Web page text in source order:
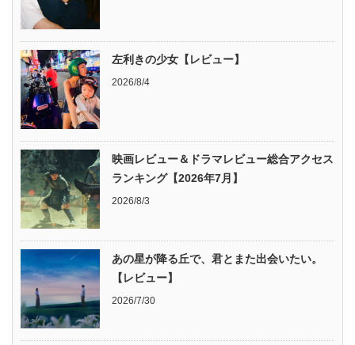
左利きの少女【レビュー】
2026/8/4
映画レビュー＆ドラマレビュー総合アクセス
ランキング【2026年7月】
2026/8/3
あの星が降る丘で、君とまた出会いたい。
【レビュー】
2026/7/30